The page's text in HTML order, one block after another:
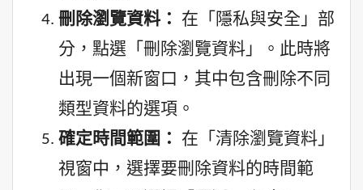
刪除瀏覽資料：
在「隱私與安全」部
分，點選「刪除瀏覽資料」。此時將
出現一個新窗口，其中包含刪除不同
類型資料的選項。
確定時間範圍：
在「清除瀏覽資料」
視窗中，選擇要刪除資料的時間範